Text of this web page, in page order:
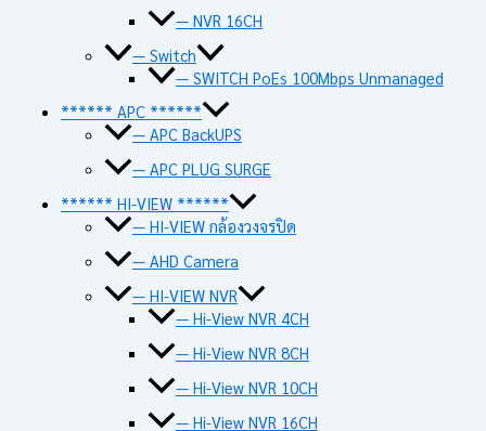
— NVR 16CH
— Switch
— SWITCH PoEs 100Mbps Unmanaged
****** APC ******
— APC BackUPS
— APC PLUG SURGE
****** HI-VIEW ******
— HI-VIEW กล้องวงจรปิด
— AHD Camera
— HI-VIEW NVR
— Hi-View NVR 4CH
— Hi-View NVR 8CH
— Hi-View NVR 10CH
— Hi-View NVR 16CH